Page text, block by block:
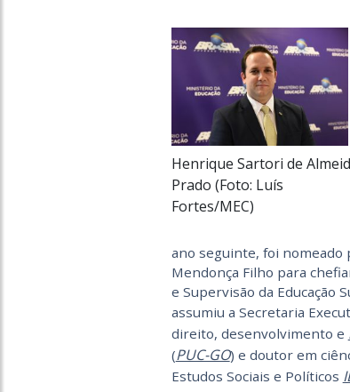
Henrique Sartori de
Prado (Foto: Luís
Fortes/MEC)
ano seguinte, foi
Mendonça Filho para
e Supervisão da Educação
assumiu a Secretaria
direito, desenvolvimento e
(PUC-GO) e doutor em
Estudos Sociais e Políticos